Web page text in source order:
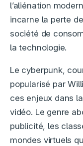
l’aliénation
incarne la perte
société de
la technologie.
Le cyberpunk,
popularisé par
ces enjeux dans
vidéo. Le genre
publicité, les
mondes virtuels